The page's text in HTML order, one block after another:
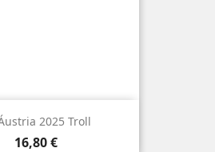
2025 Troll
Preço
16,80 €